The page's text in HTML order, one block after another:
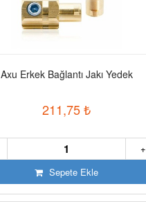
Axu Erkek Bağlantı Jakı Yedek
211,75₺
+
Sepete Ekle